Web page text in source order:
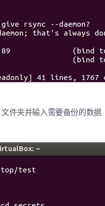
文件夹并输入需要备份的数据